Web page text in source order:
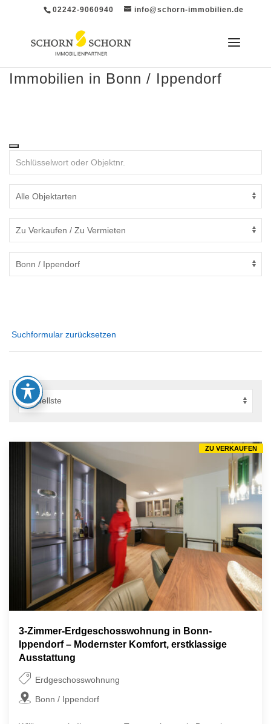
02242-9060940 info@schorn-immobilien.de
Immobilien in Bonn / Ippendorf
Suchformular zurücksetzen
3-Zimmer-Erdgeschosswohnung in Bonn-
Ippendorf – Modernster Komfort, erstklassige
Ausstattung
Erdgeschosswohnung
Bonn / Ippendorf
ZU VERKAUFEN